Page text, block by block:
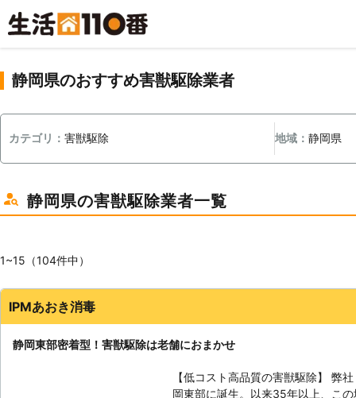
静岡県のおすすめ害獣駆除業者
カテゴリ： 害獣駆除 地域：静岡県
静岡県の害獣駆除業者一覧
1~15（104件中）
IPMあおき消毒
静岡東部密着型！害獣駆除は老舗におまかせ
【低コスト高品質の害獣駆除】 弊
岡東部に誕生。以来35年以上、こ